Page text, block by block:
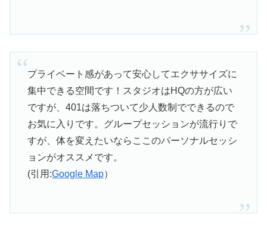
プライベート感があって安心してエクササイズに
集中できる空間です！スタジオはHQの方が広い
ですが、401は落ちついて少人数制でできるので
お気に入りです。グループセッションが流行りで
すが、体を変えたいならここのパーソナルセッシ
ョンがオススメです。
(引用:Google Map）